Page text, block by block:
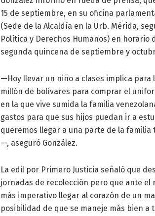
15 de septiembre, en su oficina
(Sede de la Alcaldía en la Urb. Mérida,
Política y Derechos Humanos) en horario
segunda quincena de septiembre y
—Hoy llevar un niño a clases implica
millón de bolívares para comprar el
en la que vive sumida la familia
gastos para que sus hijos puedan ir a
queremos llegar a una parte de la
—, aseguró González.
La edil por Primero Justicia señaló que
jornadas de recolección pero que ante el
más imperativo llegar al corazón de un
posibilidad de que se maneje más bien